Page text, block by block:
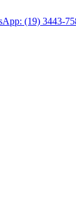
(19) 3443-